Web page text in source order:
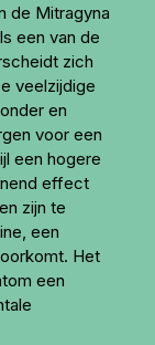
de Mitragyna
een van de
zich
veelzijdige
en
voor een
een hogere
effect
zijn te
een
Het
een